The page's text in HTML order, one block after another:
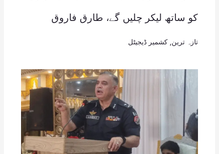
کو ساتھ لیکر چلیں گے، طارق فاروق
تازہ ترین کشمیر ڈیجیٹل